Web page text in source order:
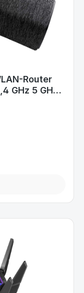
Router
GHz 5 GHz